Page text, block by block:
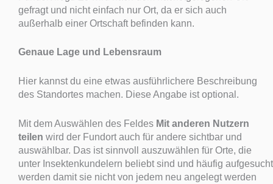
gefragt und nicht einfach nur Ort, da er sich auch
außerhalb einer Ortschaft befinden kann.
Genaue Lage und Lebensraum
Hier kannst du eine etwas ausführlichere Beschreibung
des Standortes machen. Diese Angabe ist optional.
Mit dem Auswählen des Feldes Mit anderen Nutzern
teilen wird der Fundort auch für andere sichtbar und
auswählbar. Das ist sinnvoll auszuwählen für Orte, die
unter Insektenkundelern beliebt sind und häufig aufgesucht
werden damit sie nicht von jedem neu angelegt werden